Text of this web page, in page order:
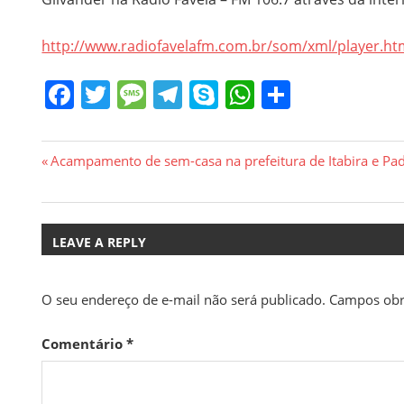
http://www.radiofavelafm.com.br/som/xml/
Facebook
Twitter
Message
Telegram
SkypeWhatsApp
Navegação
de
Post
Previous
Acampamento de sem-casa na prefeitura de Itabira e
LEAVE A REPLY
O seu endereço de e-mail não será publicado. Campos
Comentário*